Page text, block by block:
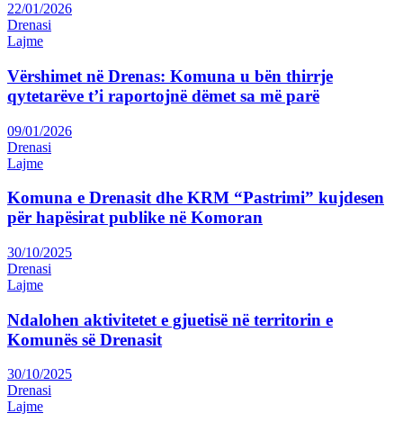
22/01/2026
Drenasi
Lajme
Vërshimet në Drenas: Komuna u bën thirrje
qytetarëve t’i raportojnë dëmet sa më parë
09/01/2026
Drenasi
Lajme
Komuna e Drenasit dhe KRM “Pastrimi” kujdesen
për hapësirat publike në Komoran
30/10/2025
Drenasi
Lajme
Ndalohen aktivitetet e gjuetisë në territorin e
Komunës së Drenasit
30/10/2025
Drenasi
Lajme